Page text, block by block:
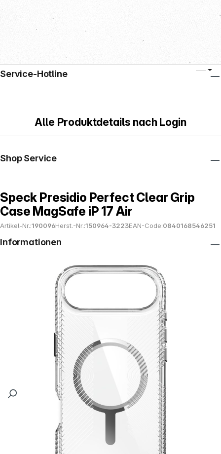
Alle Produktdetails nach Login
Speck Presidio Perfect Clear Grip
Case MagSafe iP 17 Air
Artikel-Nr.:190096Herst.-Nr.:150964-3223EAN-Code:0840168546251
Service-Hotline
Shop Service
Informationen